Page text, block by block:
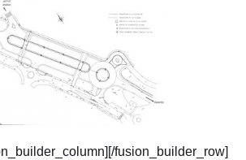
fusion_builder_row]